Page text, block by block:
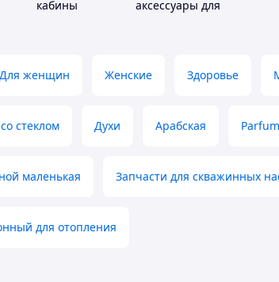
кабины
аксессуары для
Для женщин Женские Здоровье
стеклом Духи Арабская
маленькая Запчасти для скважинных
для отопления